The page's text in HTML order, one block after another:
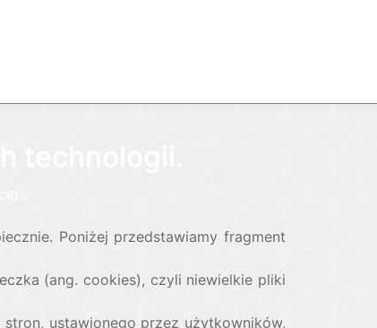
Poniżej przedstawiamy fragment
(ang. cookies), czyli niewielkie pliki
ustawionego przez użytkowników,